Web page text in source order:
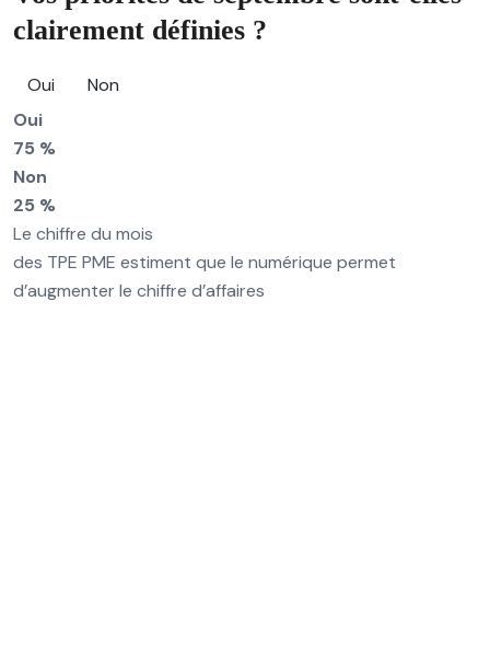
clairement définies ?
Oui
Non
Oui
75 %
Non
25 %
Le chiffre du mois
des TPE PME estiment que le numérique permet
d’augmenter le chiffre d’affaires